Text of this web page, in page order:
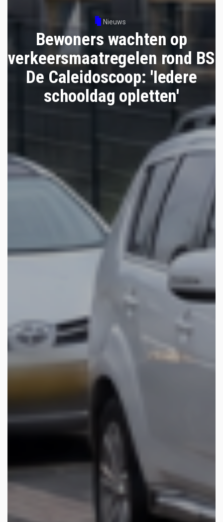
Nieuws
Bewoners wachten op
verkeersmaatregelen rond BS
De Caleidoscoop: 'Iedere
schooldag opletten'